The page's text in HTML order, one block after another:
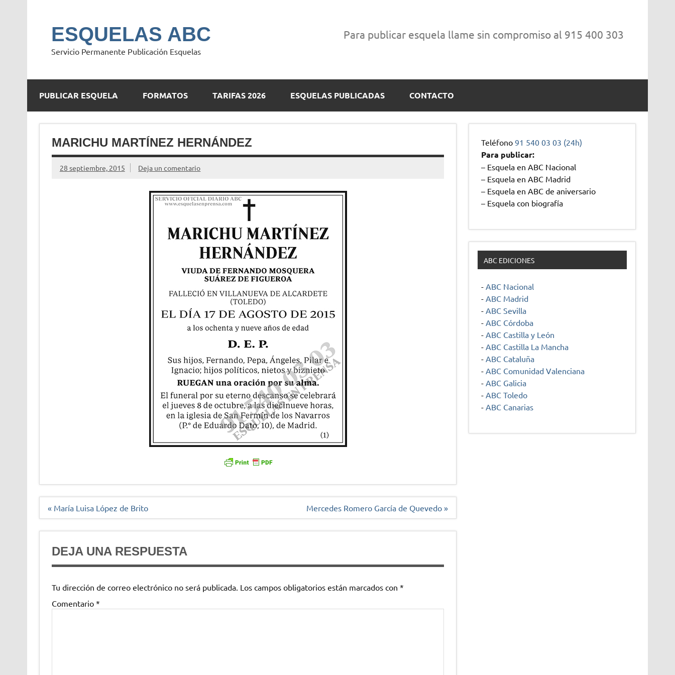
ESQUELAS ABC
Servicio Permanente Publicación Esquelas
Para publicar esquela llame sin compromiso al 915 400 303
PUBLICAR ESQUELA FORMATOS TARIFAS 2026 ESQUELAS PUBLICADAS CONTACTO
MARICHU MARTÍNEZ HERNÁNDEZ
28 septiembre, 2015 Deja un comentario
Navegación
« María Luisa López de Brito Mercedes Romero García de Quevedo »
DEJA UNA RESPUESTA
Tu dirección de correo electrónico no será publicada. Los campos obligatorios están marcados con *
Comentario *
Teléfono91 540 03 03 (24h)
Para publicar:
– Esquela en ABC Nacional
– Esquela en ABC Madrid
– Esquela en ABC de aniversario
– Esquela con biografía
ABC EDICIONES
- ABC Nacional
- ABC Madrid
- ABC Sevilla
- ABC Córdoba
- ABC Castilla y León
- ABC Castilla La Mancha
- ABC Cataluña
- ABC Comunidad Valenciana
- ABC Galicia
- ABC Toledo
- ABC Canarias